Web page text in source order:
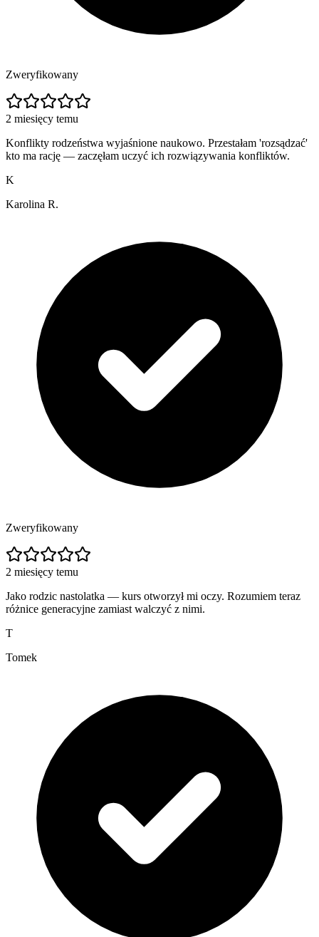
Zweryfikowany
2 miesięcy temu
Konflikty rodzeństwa wyjaśnione naukowo. Przestałam 'rozsądzać'
kto ma rację — zaczęłam uczyć ich rozwiązywania konfliktów.
K
Karolina R.
Zweryfikowany
2 miesięcy temu
Jako rodzic nastolatka — kurs otworzył mi oczy. Rozumiem teraz
różnice generacyjne zamiast walczyć z nimi.
T
Tomek